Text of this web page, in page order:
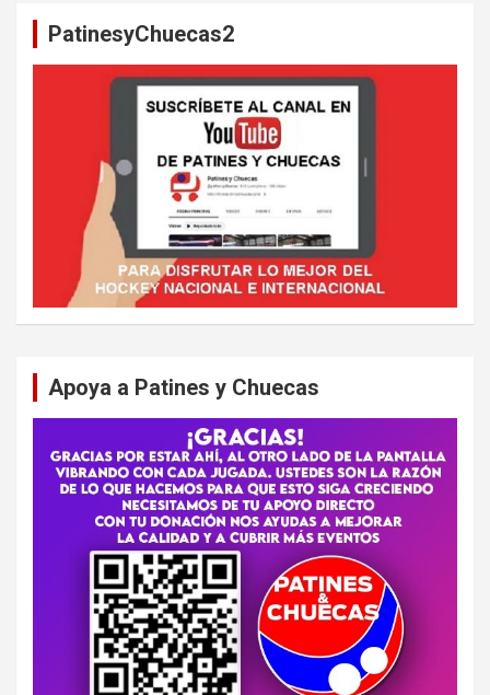
PatinesyChuecas2
Apoya a Patines y Chuecas